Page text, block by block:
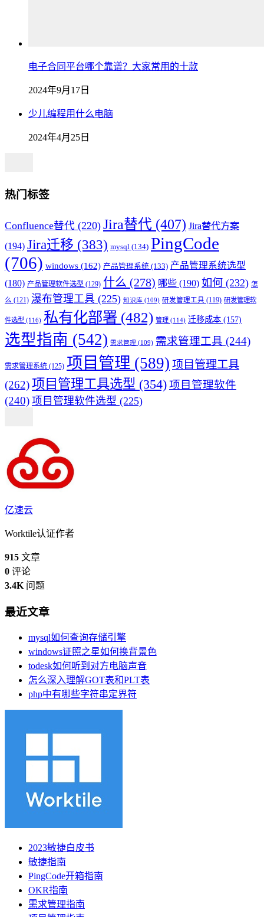
电子合同平台哪个靠谱？大家常用的十款
2024年9月17日
少儿编程用什么电脑
2024年4月25日
热门标签
Confluence替代 (220) Jira替代 (407) Jira替代方案
(194) Jira迁移 (383) mysql (134) PingCode
(706) windows (162) 产品管理系统 (133) 产品管理系统选型
(180) 产品管理软件选型 (129) 什么 (278) 哪些 (190) 如何 (232) 怎
么 (121) 瀑布管理工具 (225) 知识库 (109) 研发管理工具 (119) 研发管理软
件选型 (116) 私有化部署 (482) 管理 (114) 迁移成本 (157)
选型指南 (542) 需求管理 (109) 需求管理工具 (244)
需求管理系统 (125) 项目管理 (589) 项目管理工具
(262)项目管理工具选型 (354) 项目管理软件
(240) 项目管理软件选型 (225)
亿速云
Worktile认证作者
915 文章
0 评论
3.4K 问题
最近文章
mysql如何查询存储引擎
windows证照之星如何换背景色
todesk如何听到对方电脑声音
怎么深入理解GOT表和PLT表
php中有哪些字符串定界符
2023敏捷白皮书
敏捷指南
PingCode开箱指南
OKR指南
需求管理指南